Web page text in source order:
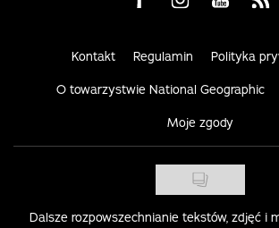
Kontakt Regulamin Polityka
O towarzystwie National Geographic
Moje zgody
Dalsze rozpowszechnianie tekstów, zdjęć i